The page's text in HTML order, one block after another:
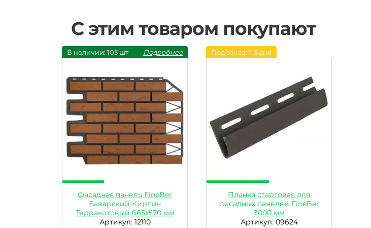
С этим товаром покупают
В наличии: 105 шт Подробнее
Фасадная панель FineBer
Баварский Кирпич
Терракотовый 665х570 мм
Артикул: 12110
Под заказ: 1-3 дня
Планка стартовая для
фасадных панелей FineBer
3000 мм
Артикул: 09624